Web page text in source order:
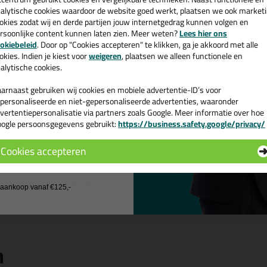
Ultracolor Plus 5kg in 111-
je Mapei Ultracolor Plus 5kg in een specifieke kleur? Gevonden!
voor verschillende toepassingen. Een professioneel en
Mapei Ultracolor Plus 5kg in de kleur 111- Zilver grijs vandaag nog!
je meer weten over de toepassing en kenmerken van dit product?
& tricks voor Mapei Ultracolor Plus 5kg
volgende blogs wordt dit product gebruikt:
Tegels voegen met cementgebonden voegmiddel
Voegen schoonmaken: zó doe je dat makkelijk & snel!
Voegsel in kleur nodig? Lees hier alles over kleuren voegsel!🌈
cookies waardoor de website goed werkt, plaatsen we ook
zodat wij en derde partijen jouw internetgedrag kunnen volgen en
content kunnen laten zien. Meer weten?Lees hier ons
. Door op "Cookies accepteren" te klikken, ga je akkoord met alle
Indien je kiest voorweigeren, plaatsen we alleen functionele en
cookies.
gebruiken wij cookies en mobiele advertentie-ID’s voor
en niet-gepersonaliseerde advertenties, waaronder
via partners zoals Google. Meer informatie over hoe
persoonsgegevens gebruikt:https://business.safety.google/privacy/
Cookies accepteren
💚
en ontvang een
€35,-bij je eerste bestelling!
de actiecode ›
geen cadeau
vanaf €125,-